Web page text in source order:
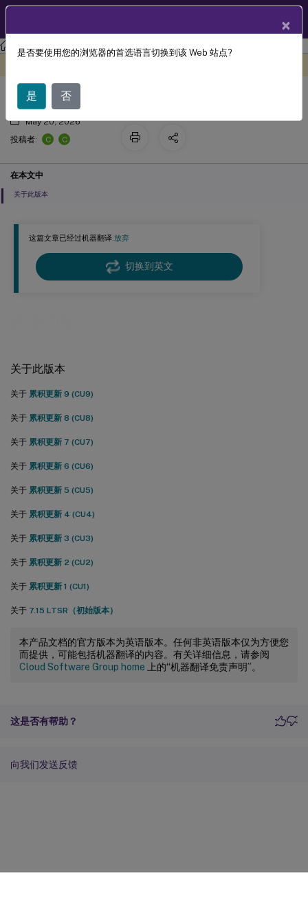
XenApp and XenDesktop XenApp 和 XenDesktop 7.15 LTSR
这篇文章已经过机器翻译.放弃
切换到英文
关于此版本
关于 累积更新 9 (CU9)
关于 累积更新 8 (CU8)
关于 累积更新 7 (CU7)
关于 累积更新 6 (CU6)
关于 累积更新 5 (CU5)
关于 累积更新 4 (CU4)
关于 累积更新 3 (CU3)
关于 累积更新 2 (CU2)
关于 累积更新 1 (CU1)
关于 7.15 LTSR（初始版本）
本产品文档的官方版本为英语版本。任何非英语版本仅为方便您
而提供，可能包括机器翻译的内容。有关详细信息，请参阅
Cloud Software Group home 上的“机器翻译免责声明”。
这是否有帮助？
向我们发送反馈
新增功能
May 20, 2026
投稿者:
C C
在本文中
关于此版本
×
是否要使用您的浏览器的首选语言切换到该 Web 站点?
是 否